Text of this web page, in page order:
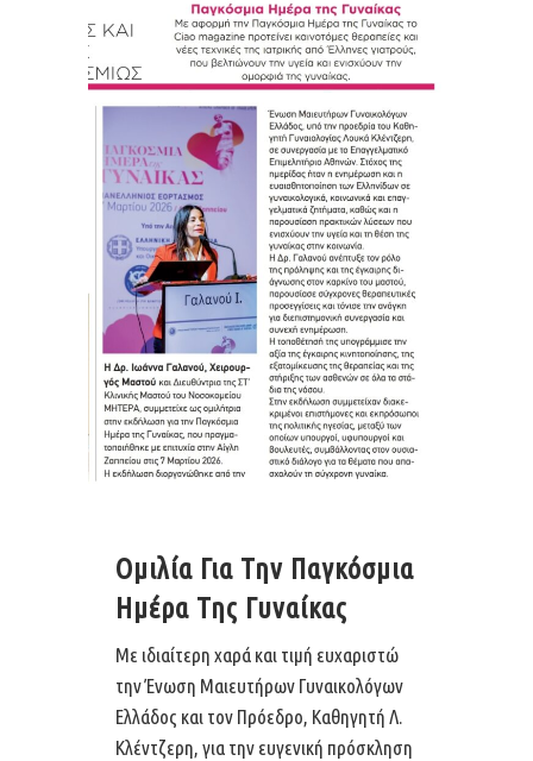
Ομιλία Για Την Παγκόσμια
Ημέρα Της Γυναίκας
Με ιδιαίτερη χαρά και τιμή ευχαριστώ
την Ένωση Μαιευτήρων Γυναικολόγων
Ελλάδος και τον Πρόεδρο, Καθηγητή Λ.
Κλέντζερη, για την ευγενική πρόσκληση